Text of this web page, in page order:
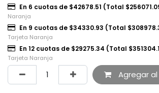
En 6 cuotas de $42678.51 (Total
Naranja
En 9 cuotas de $34330.93 (Total
Tarjeta Naranja
En 12 cuotas de $29275.34 (Total
Tarjeta Naranja
Agregar